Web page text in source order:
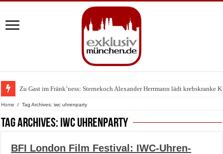
Zu Gast im Fränk’ness: Sternekoch Alexander Herrmann lädt krebskranke
Warum München gerade zum Treffpunkt der Lingerie-Branche wurde
Home / Tag Archives: iwc uhrenparty
Tag Archives: iwc uhrenparty
BFI London Film Festival: IWC-Uhren-